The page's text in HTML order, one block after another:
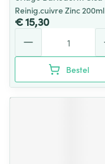
Reinig.cuivre Zinc 200ml
€ 15,30
Bestel